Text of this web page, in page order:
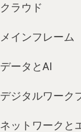
クラウド
メインフレーム
データとAI
デジタルワーク
ネットワークと